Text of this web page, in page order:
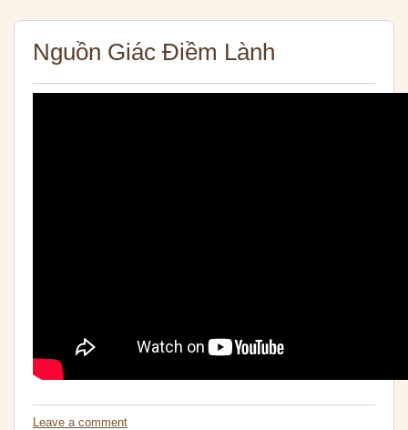
Nguồn Giác Điềm Lành
Leave a comment